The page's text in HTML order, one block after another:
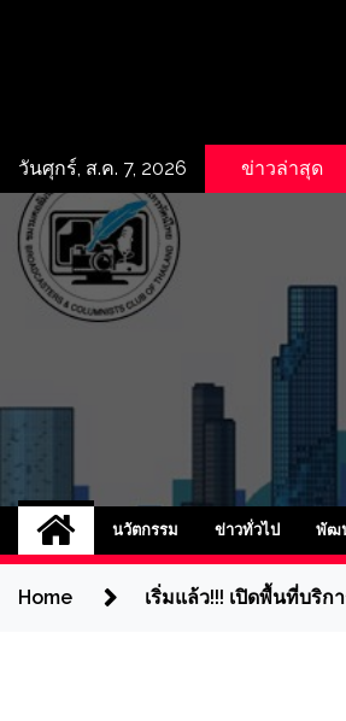
วันศุกร์, ส.ค. 7, 2026 ข่าวล่าสุด
เช่าที่ดินเชิง
วยกะปิ ชลบุรี
รฟม. ผนึกก
ข้อมูลข่าวส
ประชาสงเค
UCD
NEW
นวัตกรรม ข่าวทั่วไป พัฒ
Home เริ่มแล้ว!!! เปิดพื้นที่บริก